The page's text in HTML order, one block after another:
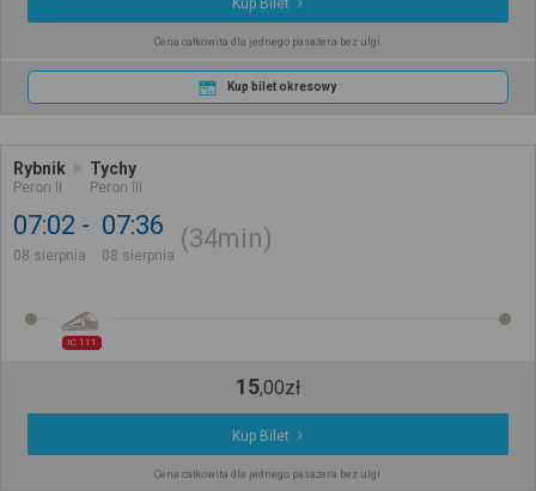
Kup Bilet
Cena całkowita dla jednego pasażera bez ulgi
Kup bilet okresowy
Rybnik
Peron II
Tychy
Peron III
07:02
08 sierpnia
07:36
08 sierpnia
34min
IC 111
15,00zł
Kup Bilet
Cena całkowita dla jednego pasażera bez ulgi